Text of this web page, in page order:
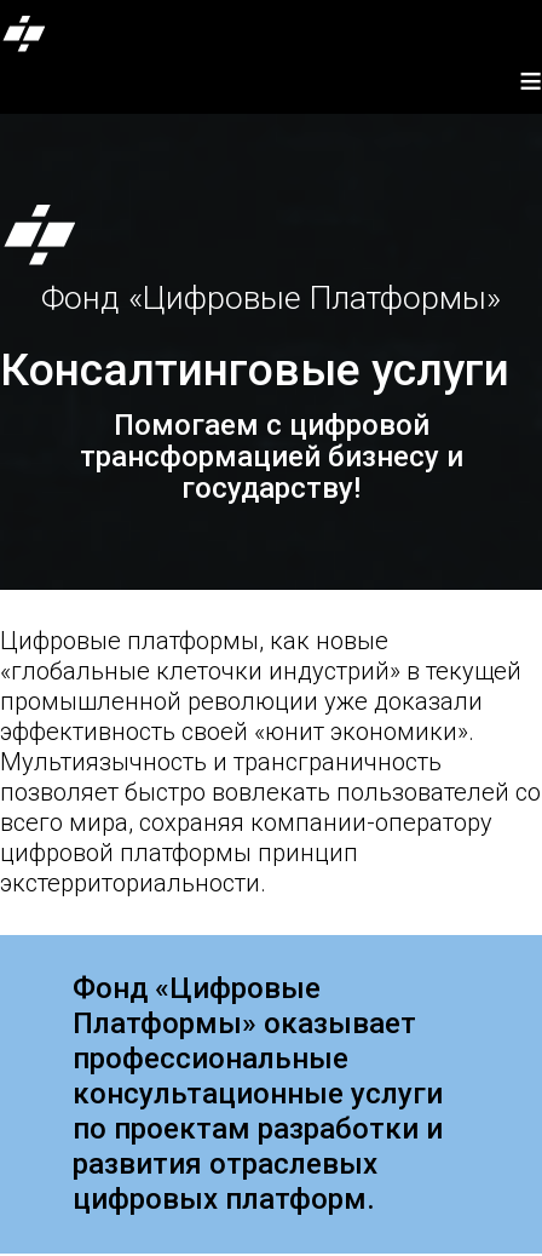
≡
Фонд «Цифровые Платформы»
Консалтинговые услуги
Помогаем с цифровой
трансформацией бизнесу и
государству!
Цифровые платформы, как новые
«глобальные клеточки индустрий» в текущей
промышленной революции уже доказали
эффективность своей «юнит экономики».
Мультиязычность и трансграничность
позволяет быстро вовлекать пользователей со
всего мира, сохраняя компании-оператору
цифровой платформы принцип
экстерриториальности.
Фонд «Цифровые
Платформы» оказывает
профессиональные
консультационные услуги
по проектам разработки и
развития отраслевых
цифровых платформ.